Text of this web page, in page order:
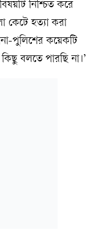
নিশ্চিত করে
কেটে হত্যা করা
পুলিশের কয়েকটি
বলতে পারছি না।’